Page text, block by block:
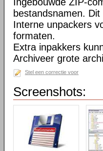
bestandsnamen.
Interne unpackers
formaten.
Extra inpakkers
Archiveer grote
Stel een correctie voor
Screenshots: